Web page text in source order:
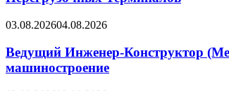
03.08.202604.08.2026
Ведущий Инженер-Конструктор
машиностроение